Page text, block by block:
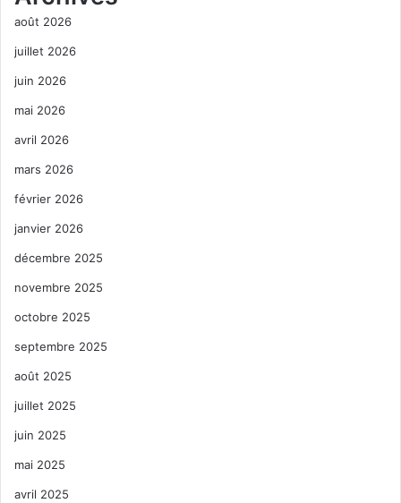
août 2026
juillet 2026
juin 2026
mai 2026
avril 2026
mars 2026
février 2026
janvier 2026
décembre 2025
novembre 2025
octobre 2025
septembre 2025
août 2025
juillet 2025
juin 2025
mai 2025
avril 2025